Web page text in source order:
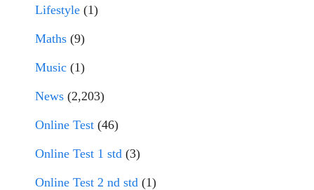
Lifestyle (1)
Maths (9)
Music (1)
News (2,203)
Online Test (46)
Online Test 1 std (3)
Online Test 2 nd std (1)